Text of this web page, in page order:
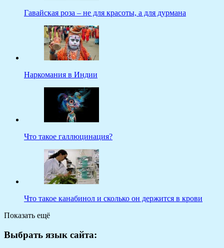
Гавайская роза – не для красоты, а для дурмана
Наркомания в Индии
Что такое галлюцинация?
Что такое канабинол и сколько он держится в крови
Показать ещё
Выбрать язык сайта: